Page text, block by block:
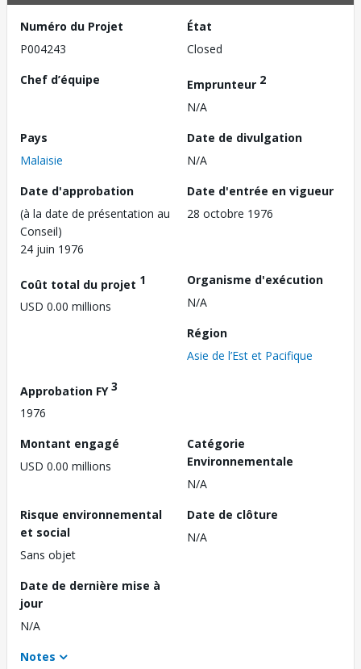
Numéro du Projet
P004243
État
Closed
Chef d’équipe
Emprunteur 2
N/A
Pays
Malaisie
Date de divulgation
N/A
Date d'approbation
(à la date de présentation au
Conseil)
24 juin 1976
Date d'entrée en vigueur
28 octobre 1976
Coût total du projet 1
USD 0.00 millions
Organisme d'exécution
N/A
Région
Asie de l’Est et Pacifique
Approbation FY3
1976
Montant engagé
USD 0.00 millions
Catégorie
Environnementale
N/A
Risque environnemental
et social
Sans objet
Date de clôture
N/A
Date de dernière mise à
jour
N/A
Notes